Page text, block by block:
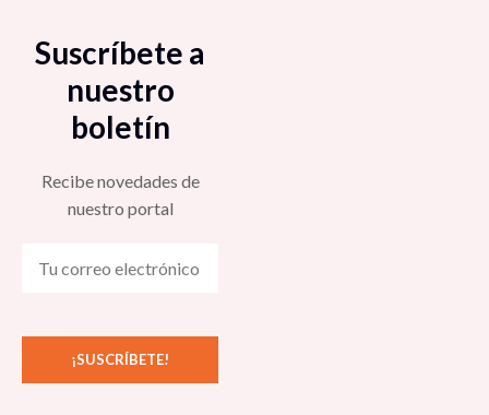
Suscríbete a
nuestro
boletín
Recibe novedades de
nuestro portal